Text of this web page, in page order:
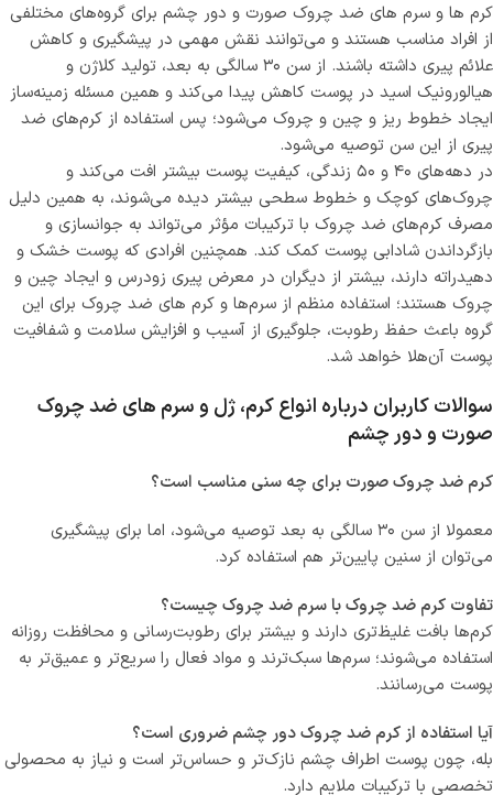
کرم ها و سرم های ضد چروک صورت و دور چشم برای گروه‌های مختلفی
از افراد مناسب هستند و می‌توانند نقش مهمی در پیشگیری و کاهش
علائم پیری داشته باشند. از سن ۳۰ سالگی به بعد، تولید کلاژن و
هیالورونیک اسید در پوست کاهش پیدا می‌کند و همین مسئله زمینه‌ساز
ایجاد خطوط ریز و چین و چروک می‌شود؛ پس استفاده از کرم‌های ضد
پیری از این سن توصیه می‌شود.
در دهه‌های ۴۰ و ۵۰ زندگی، کیفیت پوست بیشتر افت می‌کند و
چروک‌های کوچک و خطوط سطحی بیشتر دیده می‌شوند، به همین دلیل
مصرف کرم‌های ضد چروک با ترکیبات مؤثر می‌تواند به جوانسازی و
بازگرداندن شادابی پوست کمک کند. همچنین افرادی که پوست خشک و
دهیدراته دارند، بیشتر از دیگران در معرض پیری زودرس و ایجاد چین و
چروک هستند؛ استفاده منظم از سرم‌ها و کرم‌ های ضد چروک برای این
گروه باعث حفظ رطوبت، جلوگیری از آسیب و افزایش سلامت و شفافیت
پوست آن‌هلا خواهد شد.
سوالات کاربران درباره انواع کرم، ژل و سرم های ضد چروک
صورت و دور چشم
کرم ضد چروک صورت برای چه سنی مناسب است؟
معمولا از سن ۳۰ سالگی به بعد توصیه می‌شود، اما برای پیشگیری
می‌توان از سنین پایین‌تر هم استفاده کرد.
تفاوت کرم ضد چروک با سرم ضد چروک چیست؟
کرم‌ها بافت غلیظ‌تری دارند و بیشتر برای رطوبت‌رسانی و محافظت روزانه
استفاده می‌شوند؛ سرم‌ها سبک‌ترند و مواد فعال را سریع‌تر و عمیق‌تر به
پوست می‌رسانند.
آیا استفاده از کرم ضد چروک دور چشم ضروری است؟
بله، چون پوست اطراف چشم نازک‌تر و حساس‌تر است و نیاز به محصولی
تخصصی با ترکیبات ملایم دارد.